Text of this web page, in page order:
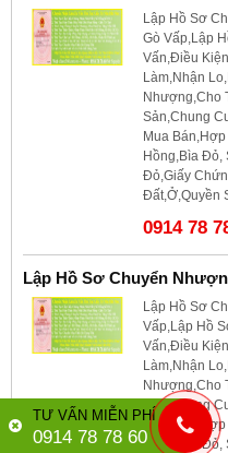
Lập Hồ Sơ
Gò Vấp,Lập
Vấn,Điều
Làm,Nhận
Nhượng,Cho
Sản,Chung
Mua
Hồng,Bìa Đỏ,
Đỏ,Giấy
Đất,Ở,Quyền
0914 78
Lập Hồ Sơ Chuyển
Lập Hồ Sơ
Vấp,Lập Hồ
Vấn,Điều
Làm,Nhận
Nhượng,Cho
Sản,Chung
Mua
Hồng,Bìa Đỏ,
TƯ VẤN MIỄN PHÍ
0914 78 78 60